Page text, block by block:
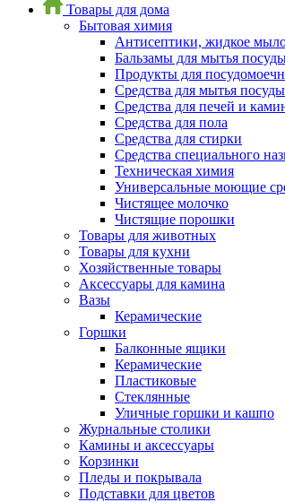
Товары для дома
Бытовая химия
Антисептики, жидкое
Бальзамы для мытья
Продукты для
Средства для мытья посуды
Средства для печей и
Средства для пола
Средства для стирки
Средства специального
Техническая химия
Универсальные моющие
Чистящее молочко
Чистящие порошки
Товары для животных
Товары для кухни
Хозяйственные товары
Аксессуары для камина
Вазы
Керамические
Горшки
Балконные ящики
Керамические
Пластиковые
Стеклянные
Уличные горшки и кашпо
Журнальные столики
Камины и аксессуары
Корзинки
Пледы и покрывала
Подставки для цветов